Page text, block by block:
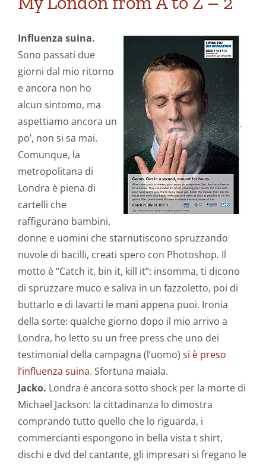
Influenza suina.
Sono passati due
giorni dal mio ritorno
e ancora non ho
alcun sintomo, ma
aspettiamo ancora un
po’, non si sa mai.
Comunque, la
metropolitana di
Londra è piena di
cartelli che
raffigurano bambini,
donne e uomini che starnutiscono spruzzando
nuvole di bacilli, creati spero con Photoshop. Il
motto è “Catch it, bin it, kill it”: insomma, ti dicono
di spruzzare muco e saliva in un fazzoletto, poi di
buttarlo e di lavarti le mani appena puoi. Ironia
della sorte: qualche giorno dopo il mio arrivo a
Londra, ho letto su un free press che uno dei
testimonial della campagna (l’uomo) si è preso
l’influenza suina. Sfortuna maiala.
Jacko. Londra è ancora sotto shock per la morte di
Michael Jackson: la cittadinanza lo dimostra
comprando tutto quello che lo riguarda, i
commercianti espongono in bella vista t shirt,
dischi e dvd del cantante, gli impresari si fregano le